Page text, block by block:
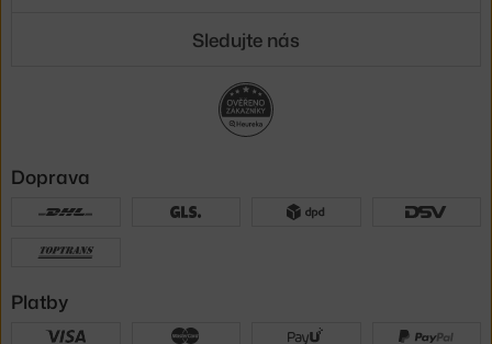
Sledujte nás
Doprava
Platby